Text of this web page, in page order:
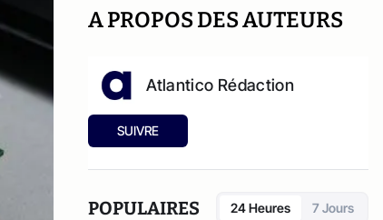
A PROPOS DES AUTEURS
Atlantico Rédaction
SUIVRE
POPULAIRES 24 Heures 7 Jours